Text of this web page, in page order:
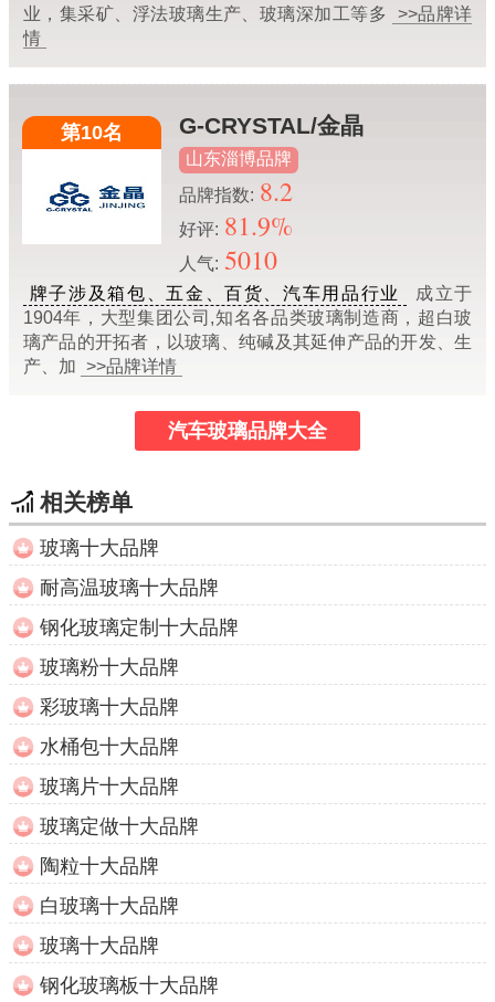
业，集采矿、浮法玻璃生产、玻璃深加工等多
>>品牌详
情
第10名 G-CRYSTAL/金晶
山东淄博品牌
品牌指数: 8.2
好评: 81.9%
人气: 5010
牌子涉及箱包、五金、百货、汽车用品行业
成立于
1904年，大型集团公司,知名各品类玻璃制造商，超白玻
璃产品的开拓者，以玻璃、纯碱及其延伸产品的开发、生
产、加 >>品牌详情
汽车玻璃品牌大全
相关榜单
玻璃十大品牌
耐高温玻璃十大品牌
钢化玻璃定制十大品牌
玻璃粉十大品牌
彩玻璃十大品牌
水桶包十大品牌
玻璃片十大品牌
玻璃定做十大品牌
陶粒十大品牌
白玻璃十大品牌
玻璃十大品牌
钢化玻璃板十大品牌